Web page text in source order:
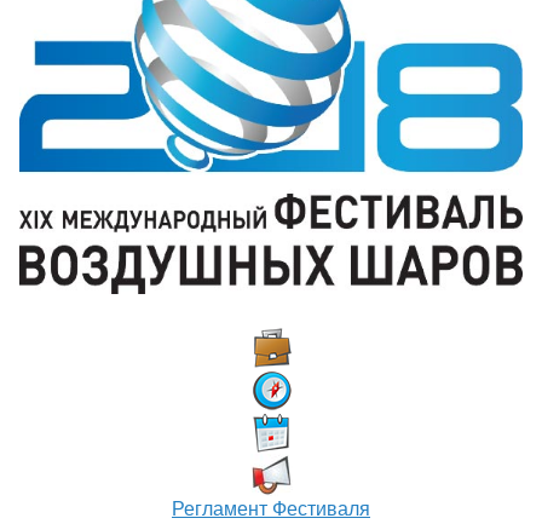
Регламент Фестиваля